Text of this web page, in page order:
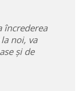
încrederea
noi, va
și de